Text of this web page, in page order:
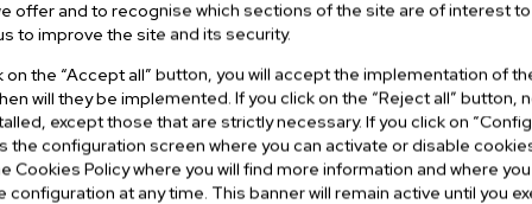
-según el estudio que demostró mayor eficacia -
Este porcentaje baja cuando la lleva a cabo una
por investigadores de la Universidad de
del Hospital de Birmingham en Gran Bretaña, publicado
estudiado la eficacia de los dispositivos
con esta maniobra.
offer and to recognise which sections of the site are of interest to
to improve the site and its security.
on the “Accept all” button, you will accept the implementation of
will they be implemented. If you click on the “Reject all” button,
except those that are strictly necessary. If you click on
the configuration screen where you can activate or disable
Cookies Policy where you will find more information and where
configuration at any time. This banner will remain active until you